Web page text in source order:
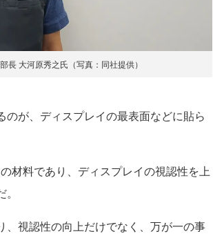
長 大河原秀之氏（写真：同社提供）
が、ディスプレイの最表面などに貼ら
材料であり、ディスプレイの視認性を上
視認性の向上だけでなく、万が一の事